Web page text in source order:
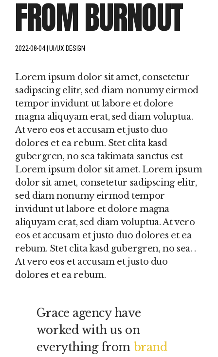
FROM BURNOUT
2022-08-04 UI/UX DESIGN
Lorem ipsum dolor sit amet, consetetur
sadipscing elitr, sed diam nonumy eirmod
tempor invidunt ut labore et dolore
magna aliquyam erat, sed diam voluptua.
At vero eos et accusam et justo duo
dolores et ea rebum. Stet clita kasd
gubergren, no sea takimata sanctus est
Lorem ipsum dolor sit amet. Lorem ipsum
dolor sit amet, consetetur sadipscing elitr,
sed diam nonumy eirmod tempor
invidunt ut labore et dolore magna
aliquyam erat, sed diam voluptua. At vero
eos et accusam et justo duo dolores et ea
rebum. Stet clita kasd gubergren, no sea. .
At vero eos et accusam et justo duo
dolores et ea rebum.
Grace agency have
worked with us on
everything from brand